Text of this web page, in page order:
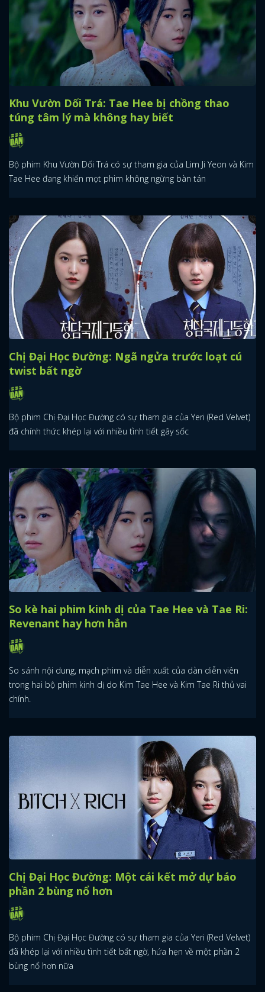
Khu Vườn Dối Trá: Tae Hee bị chồng thao
túng tâm lý mà không hay biết
Bộ phim Khu Vườn Dối Trá có sự tham gia của Lim Ji Yeon và Kim
Tae Hee đang khiến mọt phim không ngừng bàn tán
Chị Đại Học Đường: Ngã ngửa trước loạt cú
twist bất ngờ
Bộ phim Chị Đại Học Đường có sự tham gia của Yeri (Red Velvet)
đã chính thức khép lại với nhiều tình tiết gây sốc
So kè hai phim kinh dị của Tae Hee và Tae Ri:
Revenant hay hơn hẳn
So sánh nội dung, mạch phim và diễn xuất của dàn diễn viên
trong hai bộ phim kinh dị do Kim Tae Hee và Kim Tae Ri thủ vai
chính.
Chị Đại Học Đường: Một cái kết mở dự báo
phần 2 bùng nổ hơn
Bộ phim Chị Đại Học Đường có sự tham gia của Yeri (Red Velvet)
đã khép lại với nhiều tình tiết bất ngờ, hứa hẹn về một phần 2
bùng nổ hơn nữa